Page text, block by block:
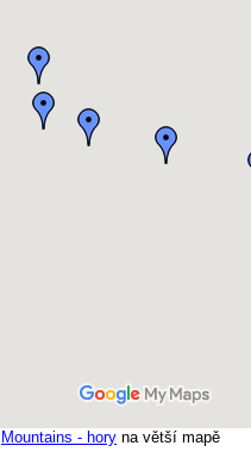
Mountains - hory na větší mapě